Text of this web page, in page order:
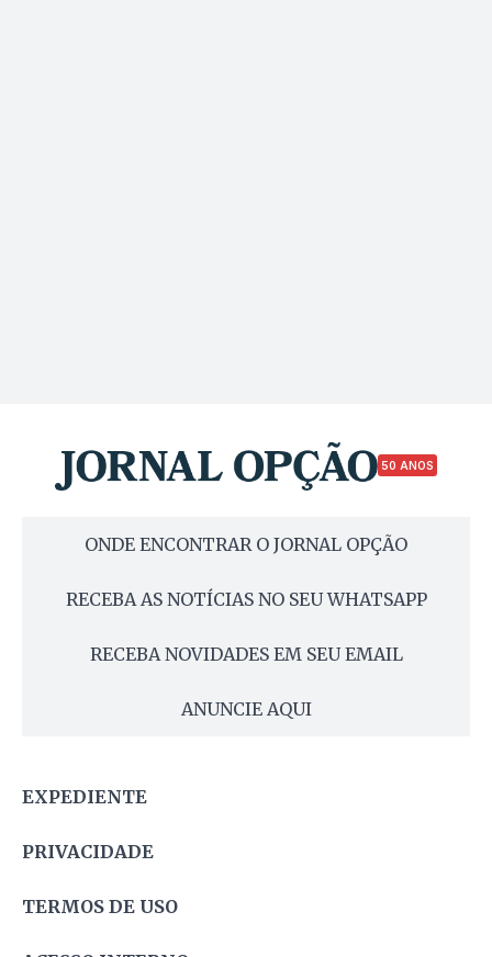
50 ANOS
ONDE ENCONTRAR O JORNAL OPÇÃO
RECEBA AS NOTÍCIAS NO SEU WHATSAPP
RECEBA NOVIDADES EM SEU EMAIL
ANUNCIE AQUI
EXPEDIENTE
PRIVACIDADE
TERMOS DE USO